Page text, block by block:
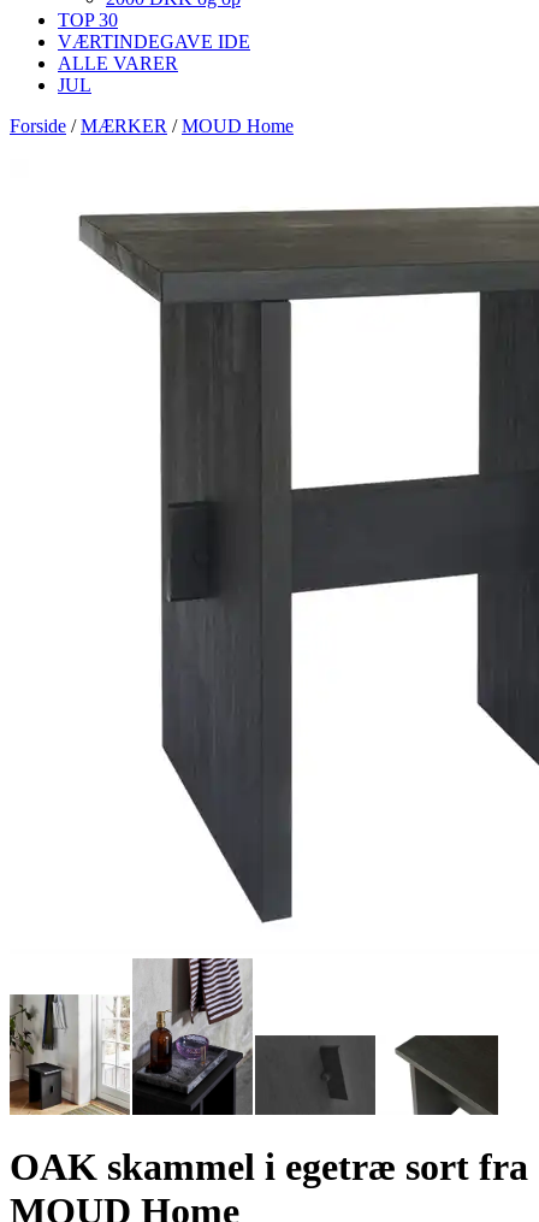
TOP 30
VÆRTINDEGAVE IDE
ALLE VARER
JUL
Forside /MÆRKER /MOUD Home
OAK skammel i egetræ sort fra
MOUD Home